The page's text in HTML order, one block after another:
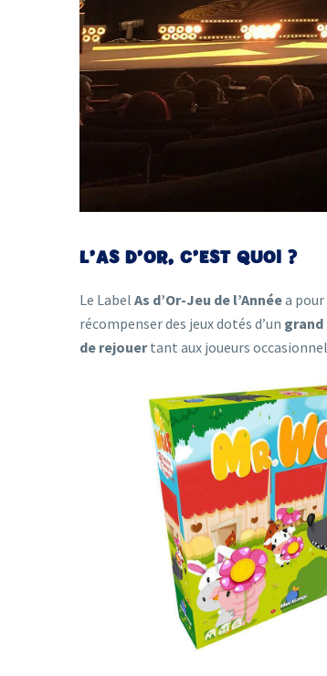
L’AS D’OR, C’EST QUOI ?
Le Label As d’Or-Jeu de l’Annéea
récompenser des jeux dotés d’un grand
de rejouertant aux joueurs